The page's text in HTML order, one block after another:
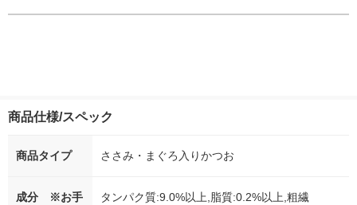
商品仕様/スペック
商品タイプ ささみ・まぐろ入りかつお
成分 ※お手
タンパク質:9.0%以上,脂質:0.2%以上,粗繊